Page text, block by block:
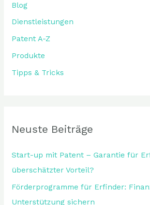
a
c
h
:
Blog
Dienstleistungen
Patent A-Z
Produkte
Tipps & Tricks
Neuste Beiträge
Start-up mit Patent – Garantie für
überschätzter Vorteil?
Förderprogramme für Erfinder:
Unterstützung sichern